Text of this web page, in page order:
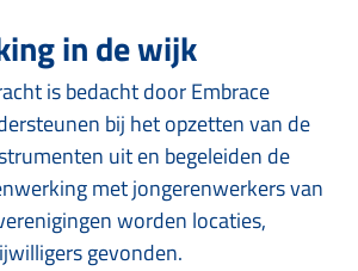
in de wijk
is bedacht door Embrace
bij het opzetten van de
uit en begeleiden de
met jongerenwerkers van
worden locaties,
gevonden.